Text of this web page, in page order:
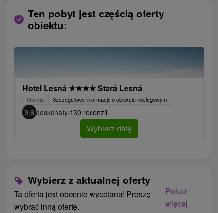
Ten pobyt jest częścią oferty
obiektu:
Hotel Lesná ★★★★Stará Lesná
Galeria Szczegółowe informacje o obiekcie noclegowym
9,6 doskonały·130 recenzji
Wybierz datę
Wybierz z aktualnej oferty
Ta oferta jest obecnie wycofana! Proszę
wybrać inną ofertę.
Pokaż
więcej